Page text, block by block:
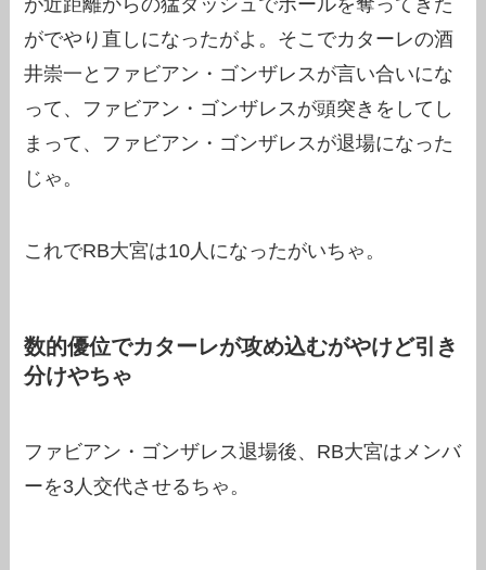
がでやり直しになったがよ。そこでカターレの酒
井崇一とファビアン・ゴンザレスが言い合いにな
って、ファビアン・ゴンザレスが頭突きをしてし
まって、ファビアン・ゴンザレスが退場になった
じゃ。
これでRB大宮は10人になったがいちゃ。
数的優位でカターレが攻め込むがやけど引き
分けやちゃ
ファビアン・ゴンザレス退場後、RB大宮はメンバ
ーを3人交代させるちゃ。